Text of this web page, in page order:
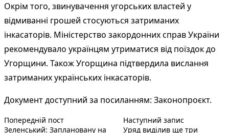
Окрім того, звинувачення угорських властей у
відмиванні грошей стосуються затриманих
інкасаторів. Міністерство закордонних справ України
рекомендувало українцям утриматися від поїздок до
Угорщини. Також Угорщина підтвердила вислання
затриманих українських інкасаторів.
Документ доступний за посиланням: Законопроєкт.
Навігація
Попередній постПопередній запис:
Зеленський: Заплановану на
Наступний записНаступний
Уряд виділив ще три